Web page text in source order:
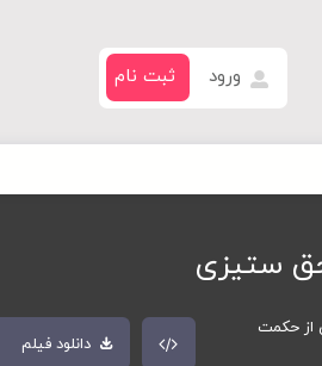
ورود ثبت نام
ستیزی
از حکمت
دانلود فیلم